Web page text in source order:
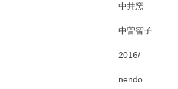
中井窯
中曽智子
2016/
nendo